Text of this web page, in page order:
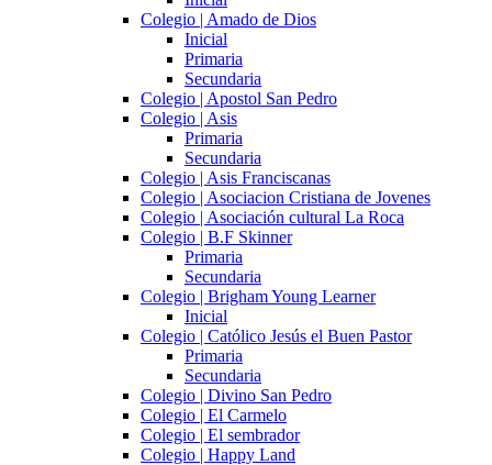
Colegio | Amado de Dios
Inicial
Primaria
Secundaria
Colegio | Apostol San Pedro
Colegio | Asis
Primaria
Secundaria
Colegio | Asis Franciscanas
Colegio | Asociacion Cristiana de Jovenes
Colegio | Asociación cultural La Roca
Colegio | B.F Skinner
Primaria
Secundaria
Colegio | Brigham Young Learner
Inicial
Colegio | Católico Jesús el Buen Pastor
Primaria
Secundaria
Colegio | Divino San Pedro
Colegio | El Carmelo
Colegio | El sembrador
Colegio | Happy Land